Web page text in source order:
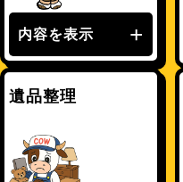
内容を表示
遺品整理